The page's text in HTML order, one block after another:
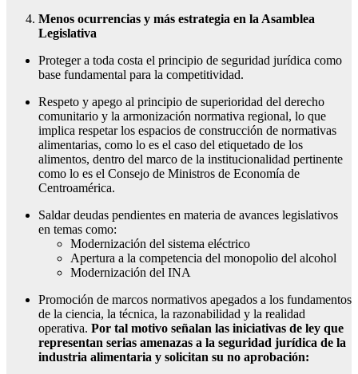
Menos ocurrencias y más estrategia en la Asamblea
Legislativa
Proteger a toda costa el principio de seguridad jurídica como
base fundamental para la competitividad.
Respeto y apego al principio de superioridad del derecho
comunitario y la armonización normativa regional, lo que
implica respetar los espacios de construcción de normativas
alimentarias, como lo es el caso del etiquetado de los
alimentos, dentro del marco de la institucionalidad pertinente
como lo es el Consejo de Ministros de Economía de
Centroamérica.
Saldar deudas pendientes en materia de avances legislativos
en temas como:
Modernización del sistema eléctrico
Apertura a la competencia del monopolio del alcohol
Modernización del INA
Promoción de marcos normativos apegados a los fundamentos
de la ciencia, la técnica, la razonabilidad y la realidad
operativa. Por tal motivo señalan las iniciativas de ley que
representan serias amenazas a la seguridad jurídica de la
industria alimentaria y solicitan su no aprobación: